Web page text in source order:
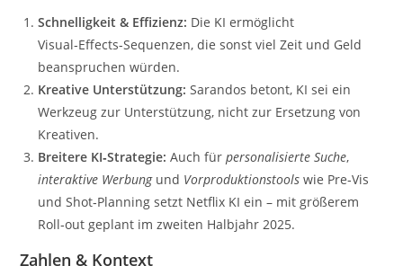
Schnelligkeit & Effizienz: Die KI ermög­licht
Visual‑Effects-Sequenzen, die sonst viel Zeit und Geld
beanspruchen würden.
Kreative Unterstützung: Sarandos betont, KI sei ein
Werkzeug zur Unterstützung, nicht zur Ersetzung von
Kreativen.
Breitere KI‑Strategie: Auch fürpersonalisierte Suche,
interaktive Werbungund Vorproduktionstools wie Pre‑Vis
und Shot‑Planning setzt Netflix KI ein – mit größerem
Roll‑out geplant im zweiten Halbjahr 2025.
Zahlen & Kontext